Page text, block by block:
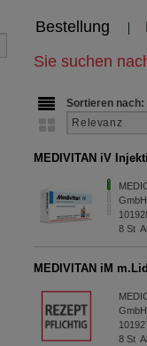
Bestellung
Sie suchen
Sortieren nach:
MEDIVITAN iV
8St
MEDIVITAN iM
8St